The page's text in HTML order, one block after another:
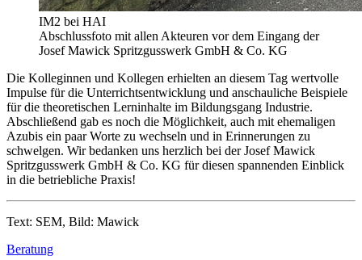
IM2 bei HAI
Abschlussfoto mit allen Akteuren vor dem Eingang der
Josef Mawick Spritzgusswerk GmbH & Co. KG
Die Kolleginnen und Kollegen erhielten an diesem Tag wertvolle
Impulse für die Unterrichtsentwicklung und anschauliche Beispiele
für die theoretischen Lerninhalte im Bildungsgang Industrie.
Abschließend gab es noch die Möglichkeit, auch mit ehemaligen
Azubis ein paar Worte zu wechseln und in Erinnerungen zu
schwelgen. Wir bedanken uns herzlich bei der Josef Mawick
Spritzgusswerk GmbH & Co. KG für diesen spannenden Einblick
in die betriebliche Praxis!
Text: SEM, Bild: Mawick
Beratung